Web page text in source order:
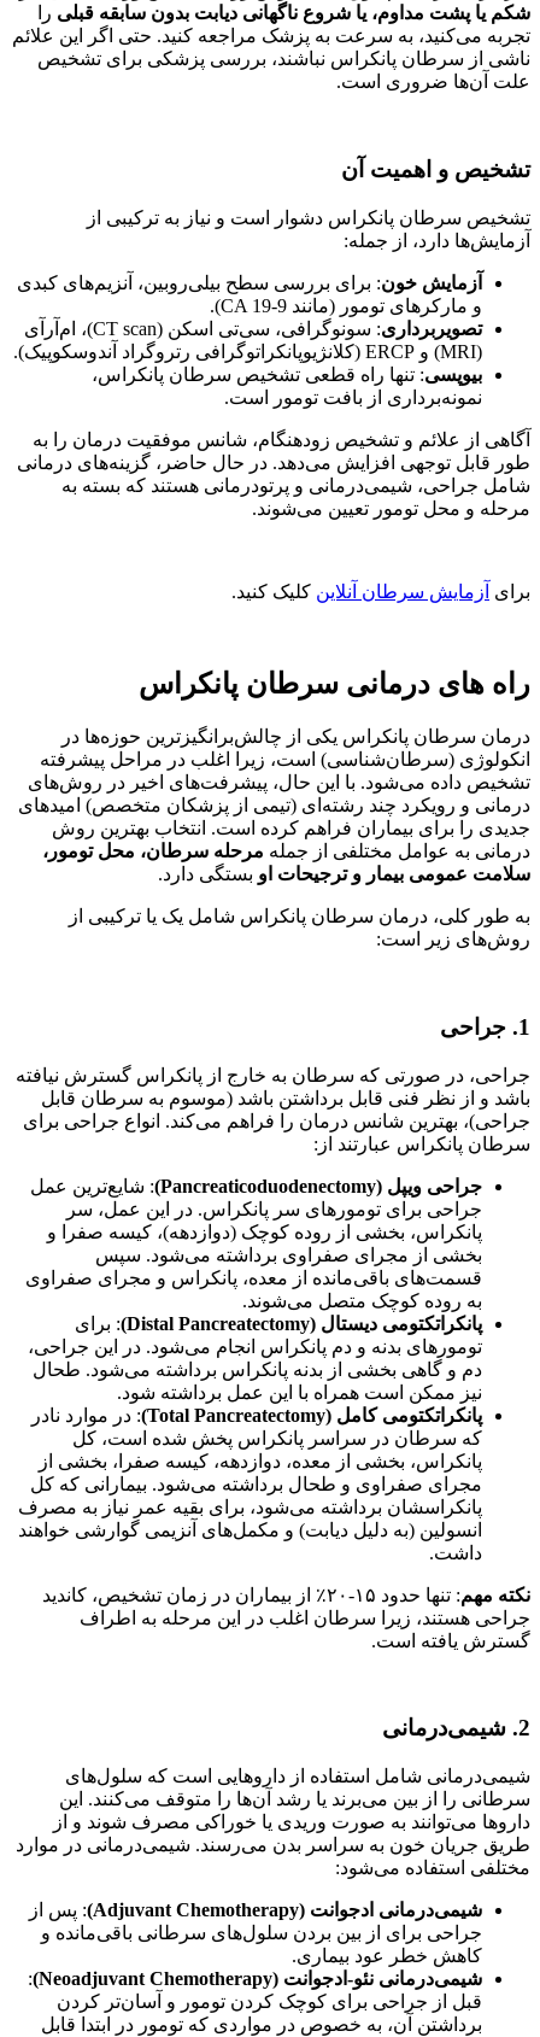
شکم یا پشت مداوم، یا شروع ناگهانی دیابت بدون سابقه قبلی را
تجربه می‌کنید، به سرعت به پزشک مراجعه کنید. حتی اگر این علائم
ناشی از سرطان پانکراس نباشند، بررسی پزشکی برای تشخیص
علت آن‌ها ضروری است.
تشخیص و اهمیت آن
تشخیص سرطان پانکراس دشوار است و نیاز به ترکیبی از
آزمایش‌ها دارد، از جمله:
آزمایش خون: برای بررسی سطح بیلی‌روبین، آنزیم‌های کبدی
و مارکرهای تومور (مانند CA 19-9).
تصویربرداری
: سونوگرافی، سی‌تی اسکن (CT scan)، ام‌آر‌آی
(MRI) و ERCP (کلانژیوپانکراتوگرافی رتروگراد آندوسکوپیک).
بیوپسی: تنها راه قطعی تشخیص سرطان پانکراس،
نمونه‌برداری از بافت تومور است.
آگاهی از علائم و تشخیص زودهنگام، شانس موفقیت درمان را به
طور قابل توجهی افزایش می‌دهد. در حال حاضر، گزینه‌های درمانی
شامل جراحی، شیمی‌درمانی و پرتودرمانی هستند که بسته به
مرحله و محل تومور تعیین می‌شوند.
برای آزمایش سرطان آنلاین کلیک کنید.
راه های درمانی سرطان پانکراس
درمان سرطان پانکراس یکی از چالش‌برانگیزترین حوزه‌ها در
انکولوژی (سرطان‌شناسی) است، زیرا اغلب در مراحل پیشرفته
تشخیص داده می‌شود. با این حال، پیشرفت‌های اخیر در روش‌های
درمانی و رویکرد چند رشته‌ای (تیمی از پزشکان متخصص) امیدهای
جدیدی را برای بیماران فراهم کرده است. انتخاب بهترین روش
درمانی به عوامل مختلفی از جمله مرحله سرطان، محل تومور،
سلامت عمومی بیمار و ترجیحات او بستگی دارد.
به طور کلی، درمان سرطان پانکراس شامل یک یا ترکیبی از
روش‌های زیر است:
1. جراحی
جراحی، در صورتی که سرطان به خارج از پانکراس گسترش نیافته
باشد و از نظر فنی قابل برداشتن باشد (موسوم به سرطان قابل
جراحی)، بهترین شانس درمان را فراهم می‌کند. انواع جراحی برای
سرطان پانکراس عبارتند از:
جراحی ویپل (Pancreaticoduodenectomy)
: شایع‌ترین عمل
جراحی برای تومورهای سر پانکراس. در این عمل، سر
پانکراس، بخشی از روده کوچک (دوازدهه)، کیسه صفرا و
بخشی از مجرای صفراوی برداشته می‌شود. سپس
قسمت‌های باقی‌مانده از معده، پانکراس و مجرای صفراوی
به روده کوچک متصل می‌شوند.
پانکراتکتومی دیستال (Distal Pancreatectomy)
: برای
تومورهای بدنه و دم پانکراس انجام می‌شود. در این جراحی،
دم و گاهی بخشی از بدنه پانکراس برداشته می‌شود. طحال
نیز ممکن است همراه با این عمل برداشته شود.
پانکراتکتومی کامل (Total Pancreatectomy)
: در موارد نادر
که سرطان در سراسر پانکراس پخش شده است، کل
پانکراس، بخشی از معده، دوازدهه، کیسه صفرا، بخشی از
مجرای صفراوی و طحال برداشته می‌شود. بیمارانی که کل
پانکراسشان برداشته می‌شود، برای بقیه عمر نیاز به مصرف
انسولین (به دلیل دیابت) و مکمل‌های آنزیمی گوارشی خواهند
داشت.
نکته مهم
: تنها حدود ۱۵-۲۰٪ از بیماران در زمان تشخیص، کاندید
جراحی هستند، زیرا سرطان اغلب در این مرحله به اطراف
گسترش یافته است.
2. شیمی‌درمانی
شیمی‌درمانی شامل استفاده از داروهایی است که سلول‌های
سرطانی را از بین می‌برند یا رشد آن‌ها را متوقف می‌کنند. این
داروها می‌توانند به صورت وریدی یا خوراکی مصرف شوند و از
طریق جریان خون به سراسر بدن می‌رسند. شیمی‌درمانی در موارد
مختلفی استفاده می‌شود:
شیمی‌درمانی ادجوانت (Adjuvant Chemotherapy)
: پس از
جراحی برای از بین بردن سلول‌های سرطانی باقی‌مانده و
کاهش خطر عود بیماری.
شیمی‌درمانی نئو-ادجوانت (Neoadjuvant Chemotherapy)
:
قبل از جراحی برای کوچک کردن تومور و آسان‌تر کردن
برداشتن آن، به خصوص در مواردی که تومور در ابتدا قابل